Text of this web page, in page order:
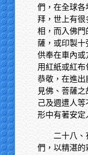
們，在全球各
拜，世上有很
相，而入佛門
薩，或印製十
供奉在車內或
用紅紙或紅
恭敬，在進出
見佛、菩薩
己及週遭人
形中有著安定
二十八、
們，以精湛的